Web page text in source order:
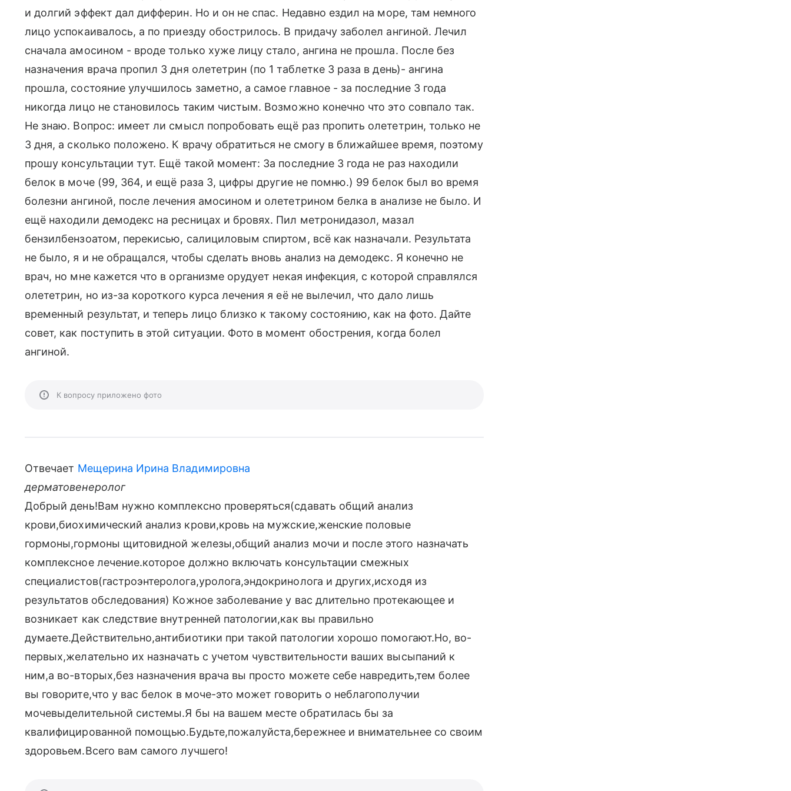
и долгий эффект дал дифферин. Но и он не спас. Недавно ездил на море, там немного
лицо успокаивалось, а по приезду обострилось. В придачу заболел ангиной. Лечил
сначала амосином - вроде только хуже лицу стало, ангина не прошла. После без
назначения врача пропил 3 дня олететрин (по 1 таблетке 3 раза в день)- ангина
прошла, состояние улучшилось заметно, а самое главное - за последние 3 года
никогда лицо не становилось таким чистым. Возможно конечно что это совпало так.
Не знаю. Вопрос: имеет ли смысл попробовать ещё раз пропить олететрин, только не
3 дня, а сколько положено. К врачу обратиться не смогу в ближайшее время, поэтому
прошу консультации тут. Ещё такой момент: За последние 3 года не раз находили
белок в моче (99, 364, и ещё раза 3, цифры другие не помню.) 99 белок был во время
болезни ангиной, после лечения амосином и олететрином белка в анализе не было. И
ещё находили демодекс на ресницах и бровях. Пил метронидазол, мазал
бензилбензоатом, перекисью, салициловым спиртом, всё как назначали. Результата
не было, я и не обращался, чтобы сделать вновь анализ на демодекс. Я конечно не
врач, но мне кажется что в организме орудует некая инфекция, с которой справлялся
олететрин, но из-за короткого курса лечения я её не вылечил, что дало лишь
временный результат, и теперь лицо близко к такому состоянию, как на фото. Дайте
совет, как поступить в этой ситуации. Фото в момент обострения, когда болел
ангиной.
К вопросу приложено фото
Отвечает Мещерина Ирина Владимировна
дерматовенеролог
Добрый день!Вам нужно комплексно проверяться(сдавать общий анализ
крови,биохимический анализ крови,кровь на мужские,женские половые
гормоны,гормоны щитовидной железы,общий анализ мочи и после этого назначать
комплексное лечение.которое должно включать консультации смежных
специалистов(гастроэнтеролога,уролога,эндокринолога и других,исходя из
результатов обследования) Кожное заболевание у вас длительно протекающее и
возникает как следствие внутренней патологии,как вы правильно
думаете.Действительно,антибиотики при такой патологии хорошо помогают.Но, во-
первых,желательно их назначать с учетом чувствительности ваших высыпаний к
ним,а во-вторых,без назначения врача вы просто можете себе навредить,тем более
вы говорите,что у вас белок в моче-это может говорить о неблагополучии
мочевыделительной системы.Я бы на вашем месте обратилась бы за
квалифицированной помощью.Будьте,пожалуйста,бережнее и внимательнее со своим
здоровьем.Всего вам самого лучшего!